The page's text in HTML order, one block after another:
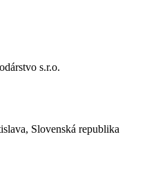
s.r.o.
Slovenská republika